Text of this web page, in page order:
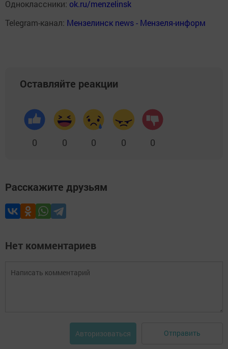
Одноклассники: ok.ru/menzelinsk
Telegram-канал: Мензелинск news - Мензеля-информ
Оставляйте реакции
0 0 0 0 0
Расскажите друзьям
Нет комментариев
Авторизоваться Отправить